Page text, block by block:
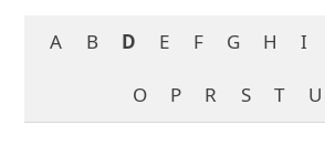
A B D E F G H I
O P R S T U